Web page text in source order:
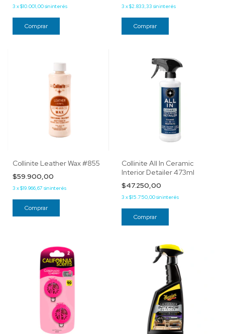
3 x$10.001,00sin interés 3 x$2.833,33 sin interés
Collinite Leather Wax #855
$59.900,00
3 x$19.966,67 sin interés
Collinite All In Ceramic
Interior Detailer 473ml
$47.250,00
3 x$15.750,00sin interés